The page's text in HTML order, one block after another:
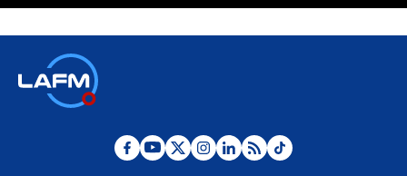
¿Por qué De la Espriella gobernará